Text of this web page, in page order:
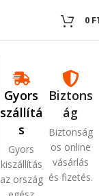
0 0
Gyors
szállítá
s
Gyors
kiszállítás
az ország
Biztons
ág
Biztonság
os online
vásárlás
és fizetés.